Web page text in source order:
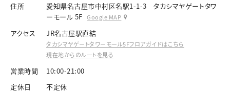
住所
愛知県名古屋市中村区名駅1-1-3 タカシマヤゲートタワ
ーモール 5F Google MAP
アクセス JR名古屋駅直結
タカシマヤゲートタワーモール5Fフロアガイドはこちら
現在地からのルートを見る
営業時間
10:00-21:00
定休日
不定休